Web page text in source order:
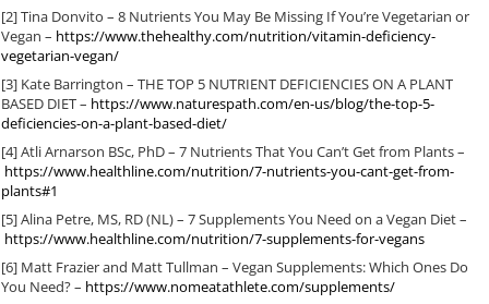
[2] Tina Donvito – 8 Nutrients You May Be Missing If You’re Vegetarian or
Vegan – https://www.thehealthy.com/nutrition/vitamin-deficiency-
vegetarian-vegan/
[3] Kate Barrington – THE TOP 5 NUTRIENT DEFICIENCIES ON A PLANT
BASED DIET – https://www.naturespath.com/en-us/blog/the-top-5-
deficiencies-on-a-plant-based-diet/
[4] Atli Arnarson BSc, PhD – 7 Nutrients That You Can’t Get from Plants –
https://www.healthline.com/nutrition/7-nutrients-you-cant-get-from-
plants#1
[5] Alina Petre, MS, RD (NL) – 7 Supplements You Need on a Vegan Diet –
https://www.healthline.com/nutrition/7-supplements-for-vegans
[6] Matt Frazier and Matt Tullman – Vegan Supplements: Which Ones Do
You Need? – https://www.nomeatathlete.com/supplements/